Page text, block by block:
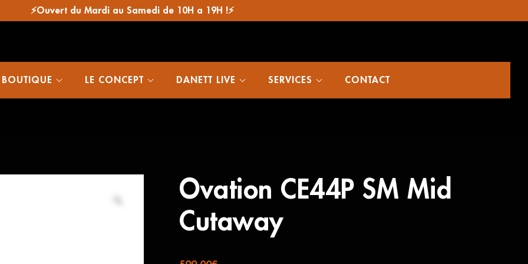
⚡Ouvert du Mardi au Samedi de 10H a 19H !⚡
LE CONCEPT DANETT LIVE SERVICES CONTACT
Ovation CE44P SM Mid
Cutaway